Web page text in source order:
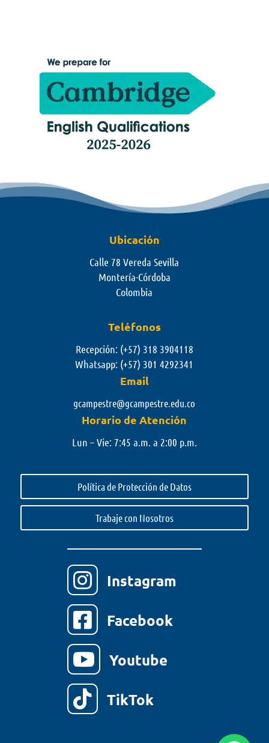
Ubicación
Calle 78 Vereda Sevilla
Montería-Córdoba
Colombia
Teléfonos
Recepción: (+57) 318 3904118
Whatsapp: (+57) 301 4292341
Email
gcampestre@gcampestre.edu.co
Horario de Atención
Lun – Vie: 7:45 a.m. a 2:00 p.m.
Política de Protección de Datos
Trabaje con Nosotros
 Instagram
 Facebook
 Youtube
 TikTok